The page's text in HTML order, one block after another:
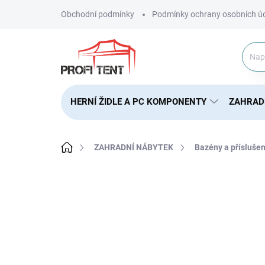
Obchodní podmínky Podmínky ochrany osobních
HERNÍ ŽIDLE A PC KOMPONENTY
Domů ZAHRADNÍ NÁBYTEK Bazény a